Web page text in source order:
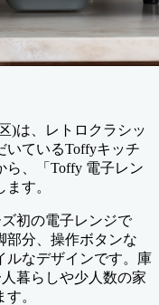
)は、レトロクラシッ
いているToffyキッチ
ら、「Toffy 電子レン
す。
初の電子レンジで
部分、操作ボタンな
ルなデザインです。庫
暮らしや少人数の家
。